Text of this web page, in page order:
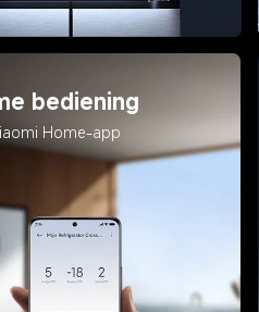
bediening
Home-app